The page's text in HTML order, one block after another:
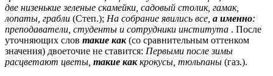
две низенькие зеленые скамейки, садовый столик, гамак,
лопаты, грабли (Степ.); На собрание явились все, а именно:
преподаватели, студенты и сотрудники института . После
уточняющих слов такие как(со сравнительным оттенком
значения) двоеточие не ставится: Первыми после зимы
расцветают цветы, такие каккрокусы, тюльпаны (газ.).